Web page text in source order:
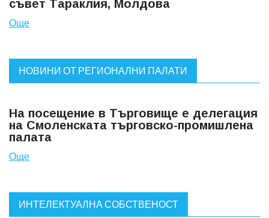
съвет Тараклия, Молдова
Още
НОВИНИ ОТ РЕГИОНАЛНИ ПАЛАТИ
На посещение в Търговище е делегация
на Смоленската търговско-промишлена
палата
Още
ИНТЕЛЕКТУАЛНА СОБСТВЕНОСТ